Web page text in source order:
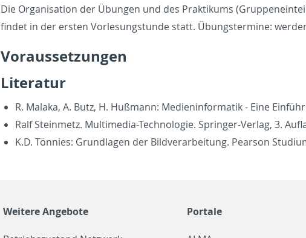
Die Or­gan­i­sa­tion der Übun­gen und des Prak­tikums
findet in der er­sten Vor­lesungstunde statt. Übung­ster­mine:
Vo­raus­set­zun­gen
Lit­er­atur
R. Malaka, A. Butz, H. Hußmann: Me­di­en­in­for­matik - Eine
Ralf Stein­metz. Mul­ti­me­dia-Tech­nolo­gie. Springer-Ver­lag, 3.
K.D. Tönnies: Grund­la­gen der Bild­ver­ar­beitung. Pear­son
Weitere Angebote Portale